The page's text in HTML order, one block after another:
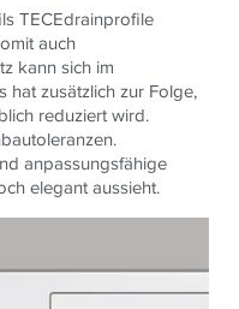
TECEdrainprofile
auch
kann sich im
hat zusätzlich zur Folge,
reduziert wird.
anpassungsfähige
elegant aussieht.